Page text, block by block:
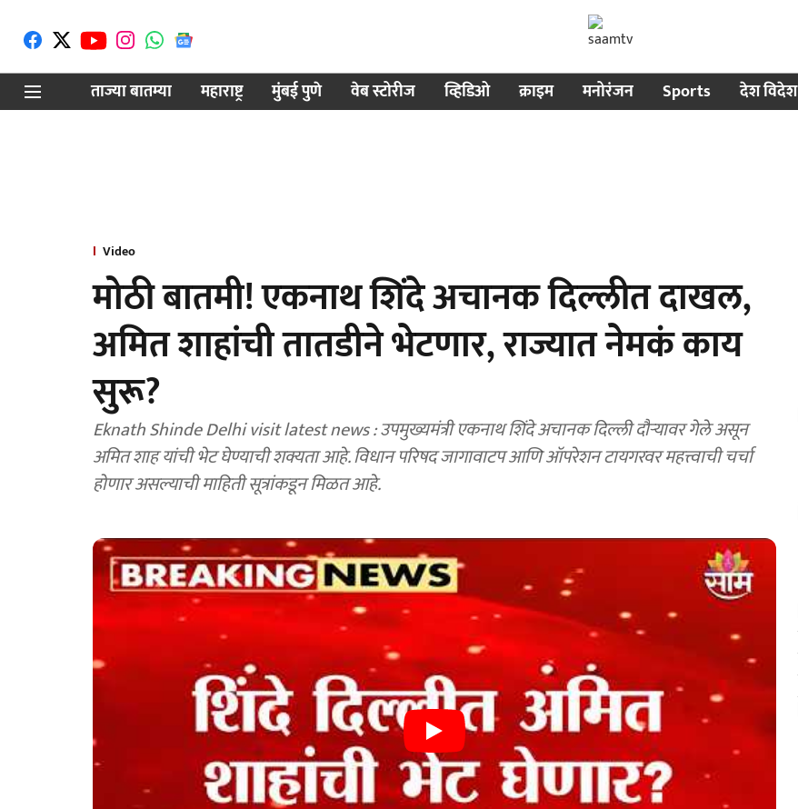
ताज्या बातम्या
महाराष्ट्र मुंबई पुणे वेब स्टोरीज व्हिडिओ क्राइम मनोरंजन Sports देश विदेश
Video
मोठी बातमी! एकनाथ शिंदे अचानक दिल्लीत दाखल,
अमित शाहांची तातडीने भेटणार, राज्यात नेमकं काय
सुरू?
Eknath Shinde Delhi visit latest news : उपमुख्यमंत्री एकनाथ शिंदे अचानक दिल्ली दौऱ्यावर गेले असून
अमित शाह यांची भेट घेण्याची शक्यता आहे. विधान परिषद जागावाटप आणि ऑपरेशन टायगरवर महत्त्वाची चर्चा
होणार असल्याची माहिती सूत्रांकडून मिळत आहे.